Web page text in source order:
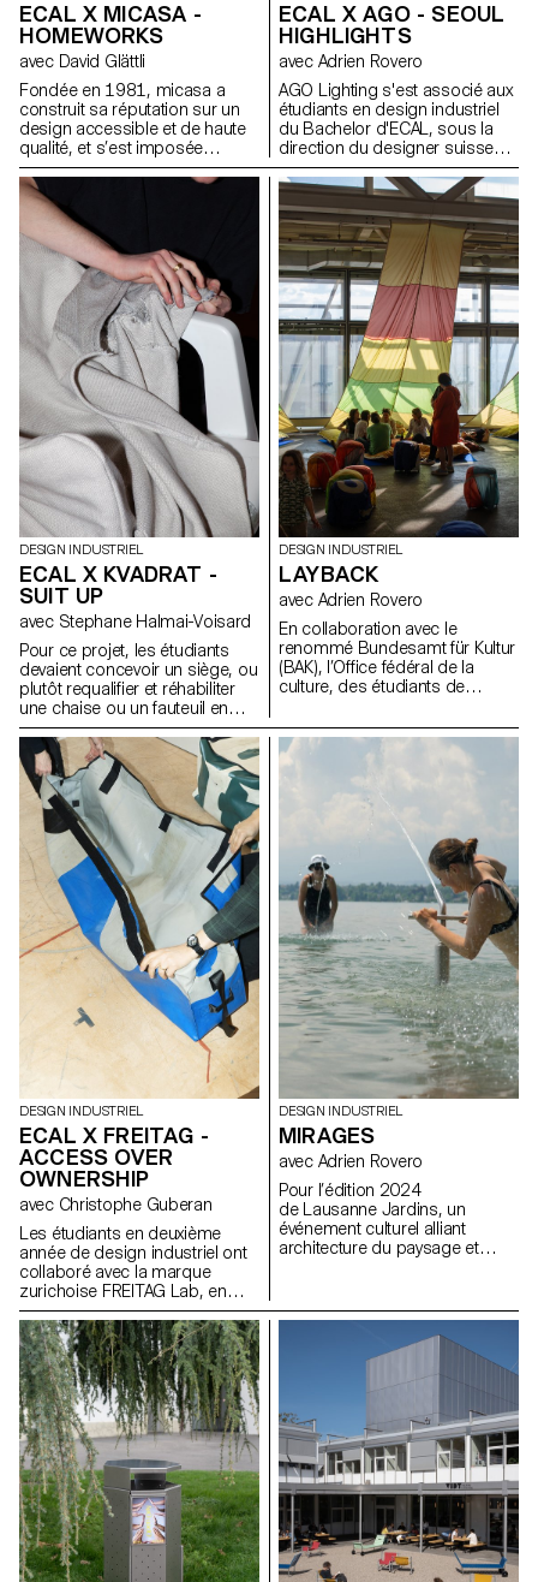
ECAL X MICASA -
HOMEWORKS
avec David Glättli
Fondée en 1981, micasa a
construit sa réputation sur un
design accessible et de haute
qualité, et s’est imposée
comme leader en Suisse.
Fidèle à une approche du
design démocratique, pensée
pour s’intégrer naturellement au
quotidien, l’entreprise s’est
associée à l'ECAL pour
développer HOMEWORKS, une
collection limitée invitant une
nouvelle génération à repenser
la manière dont les espaces de
vie se façonnent et la façon
dont le design peut devenir une
présence active et porteuse de
sens dans les usages de tous
les jours.
ECAL X AGO - SEOUL
HIGHLIGHTS
avec Adrien Rovero
AGO Lighting s'est associé aux
étudiants en design industriel
du Bachelor d'ECAL, sous la
direction du designer suisse
Adrien Rovero, pour concevoir
une collection d'installations
lumineuses destinées à des
lieux publics tels que des
musées, des halls d'hôtel, des
cafés, etc. En mettant
principalement l'accent sur
l'aspect spatial de la lumière,
notre approche a consisté à
concevoir des structures
lumineuses à partir des
composants fournis par AGO
et inspirées par le tissu urbain
de Séoul, plutôt que de créer
de simples lampes.
DESIGN INDUSTRIEL
ECAL X KVADRAT -
SUIT UP
avec Stephane Halmai-Voisard
Pour ce projet, les étudiants
devaient concevoir un siège, ou
plutôt requalifier et réhabiliter
une chaise ou un fauteuil en
utilisant des modèles existants
comme la monobloc, la chaise
bistro en aluminium ou la
chaise longue, en tant que
structure de base. En
employant des textiles
d’ameublement Kvadrat, les
designs devaient être
réversibles, c’est-à-dire ne pas
altérer la structure existante.
Tout en pouvant conserver ou
modifier la fonction originale de
la chaise, les propositions
visaient à améliorer le confort et
l’aspect esthétique des sièges.
DESIGN INDUSTRIEL
LAYBACK
avec Adrien Rovero
En collaboration avec le
renommé Bundesamt für Kultur
(BAK), l’Office fédéral de la
culture, des étudiants de
en design industriel, sous la
direction d’Adrien Rovero, ont
conçu l’espace de médiation
de l’exposition des Swiss
Design Awards à Bâle, qui se
tiendra pendant la foire Art
Basel en juin 2024.
DESIGN INDUSTRIEL
ECAL X FREITAG -
ACCESS OVER
OWNERSHIP
avec Christophe Guberan
Les étudiants en deuxième
année de design industriel ont
collaboré avec la marque
zurichoise FREITAG Lab, en
tirant parti de leur expertise en
sensibilisation
environnementale, en
surcyclage de matériaux et en
économie circulaire. En
s'appuyant sur le manifeste de
FREITAG, ils ont développé de
nouveaux produits partagés
axés sur le principe de «
access over ownership ».
DESIGN INDUSTRIEL
MIRAGES
avec Adrien Rovero
Pour l’édition 2024
de Lausanne Jardins, un
événement culturel alliant
architecture du paysage et
installation éphémère. Le
temps d’un été, la
manifestation propose une
série d’installations éphémères
lausannois, dont certaines
préfigurent les transformations
urbanistiques et paysagères de
la ville.